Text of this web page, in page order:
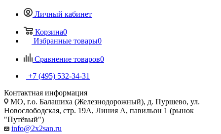
Личный кабинет
Корзина0
Избранные товары0
Сравнение товаров0
+7 (495) 532‑34‑31
Контактная информация
МО, г.о. Балашиха (Железнодорожный), д. Пуршево, ул.
Новослободская, стр. 19А, Линия А, павильон 1 (рынок
"Путёвый")
info@2x2san.ru